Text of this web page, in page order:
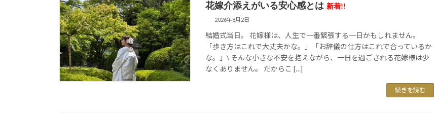
花嫁介添えがいる安心感とは 新着!!
2026年8月2日
結婚式当日。 花嫁様は、人生で一番緊張する一日かもしれません。
「歩き方はこれで大丈夫かな。」「お辞儀の仕方はこれで合っているか
な。」\ そんな小さな不安を抱えながら、一日を過ごされる花嫁様は少
なくありません。 だからこ […]
続きを読む